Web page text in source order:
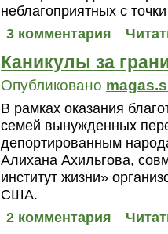
неблагоприятных с
3 комментария
Каникулы за
Опубликовано
В рамках оказания
семей вынужденных
депортированным
Алихана Ахильгова,
институт жизни»
США.
2 комментария